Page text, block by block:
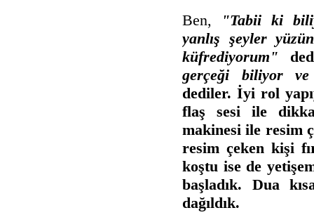
Ben,
"Tabii ki
yanlış şeyler
küfrediyorum"
gerçeği biliyor ve
dediler. İyi rol
flaş sesi ile
makinesi ile resim
resim çeken kişi
koştu ise de
başladık. Dua
dağıldık.